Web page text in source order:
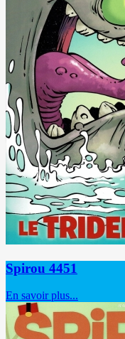
Spirou 4451
En savoir plus...